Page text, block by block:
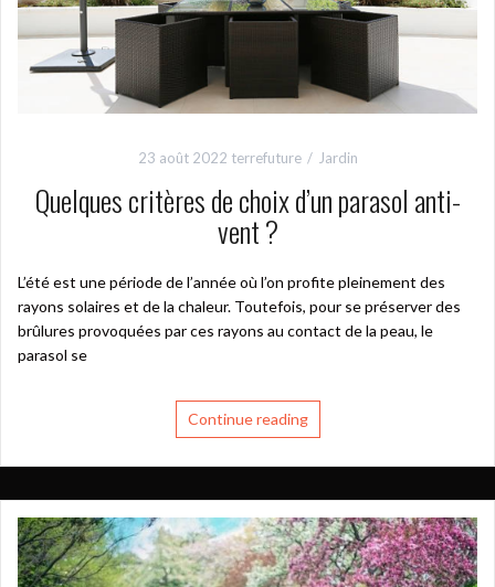
23 août 2022 terrefuture Jardin
Quelques critères de choix d’un parasol anti-
vent ?
L’été est une période de l’année où l’on profite pleinement des
rayons solaires et de la chaleur. Toutefois, pour se préserver des
brûlures provoquées par ces rayons au contact de la peau, le
parasol se
Continue reading